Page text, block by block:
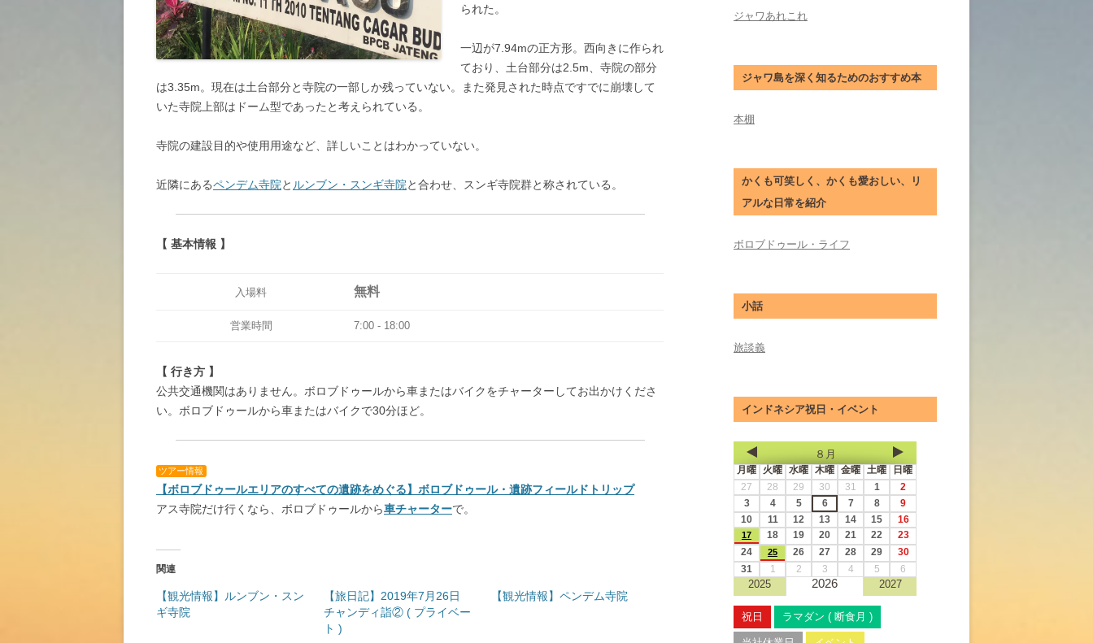
られた。
一辺が7.94mの正方形。西向きに作られ
ており、土台部分は2.5m、寺院の部分
は3.35m。現在は土台部分と寺院の一部しか残っていない。また発見された時点ですでに崩壊して
いた寺院上部はドーム型であったと考えられている。
寺院の建設目的や使用用途など、詳しいことはわかっていない。
近隣にあるペンデム寺院と ルンブン・スンギ寺院と合わせ、スンギ寺院群と称されている。
【 基本情報 】
入場料 無料
営業時間 7:00 ‐ 18:00
【 行き方 】
公共交通機関はありません。ボロブドゥールから車またはバイクをチャーターしてお出かけくださ
い。ボロブドゥールから車またはバイクで30分ほど。
ツアー情報
【ボロブドゥールエリアのすべての遺跡をめぐる】ボロブドゥール・遺跡フィールドトリップ
アス寺院だけ行くなら、ボロブドゥールから車チャーターで。
関連
【観光情報】ルンブン・スン
ギ寺院
【旅日記】2019年7月26日
チャンディ詣② ( プライベー
ト )
【観光情報】ペンデム寺院
ジャワあれこれ
ジャワ島を深く知るためのおすすめ本
本棚
かくも可笑しく、かくも愛おしい、リ
アルな日常を紹介
ボロブドゥール・ライフ
小話
旅談義
インドネシア祝日・イベント
８月
月曜 火曜 水曜 木曜 金曜 土曜
日曜
27
28 29 30 31 1
2
3
4 5 6 7 8
9
10
11 12 13 14 15 16
17 18 19 20 21 22
23
24
25 26 27 28 29
30
31
1 2 3 4 5 6
2025 2026 2027
祝日 ラマダン ( 断食月 )